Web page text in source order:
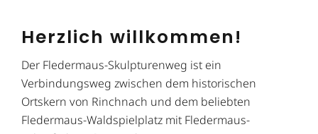
Herzlich willkommen!
Der Fledermaus-Skulpturenweg ist ein
Verbindungsweg zwischen dem historischen
Ortskern von Rinchnach und dem beliebten
Fledermaus-Waldspielplatz mit Fledermaus-